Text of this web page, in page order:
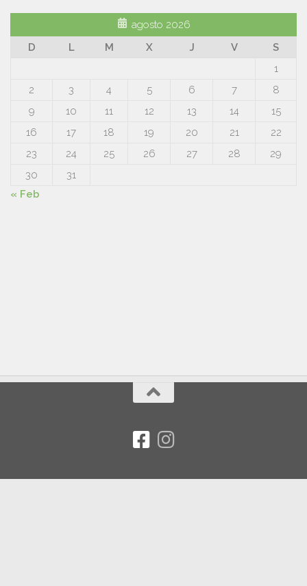
agosto 2026
D
L M X J V
S
1
2
3 4 5 6 7
8
9
10 11 12 13 14
15
16
17 18 19 20 21
22
23
24 25 26 27 28
29
30
31
« Feb